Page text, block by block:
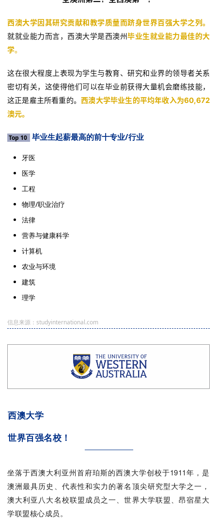
西澳大学因其研究贡献和教学质量而跻身世界百强大学之列。
就就业能力而言，西澳大学是西澳州毕业生就业能力最佳的大
学。
这在很大程度上表现为学生与教育、研究和业界的领导者关系
密切有关，这使得他们可以在毕业前获得大量机会磨练技能，
这正是雇主所看重的。西澳大学毕业生的平均年收入为60,672
澳元。
Top 10 毕业生起薪最高的前十专业/行业
牙医
医学
工程
物理/职业治疗
法律
营养与健康科学
计算机
农业与环境
建筑
理学
信息来源：studyinternational.com
西澳大学
世界百强名校！
坐落于西澳大利亚州首府珀斯的西澳大学创校于1911年，是
澳洲最具历史、代表性和实力的著名顶尖研究型大学之一，
澳大利亚八大名校联盟成员之一、世界大学联盟、昂宿星大
学联盟核心成员。